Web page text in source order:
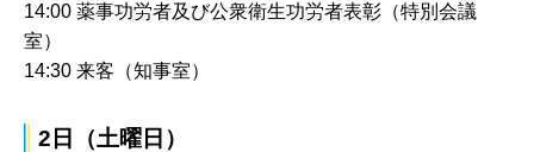
14:00 薬事功労者及び公衆衛生功労者表彰（特別会議
室）
14:30 来客（知事室）
2日（土曜日）